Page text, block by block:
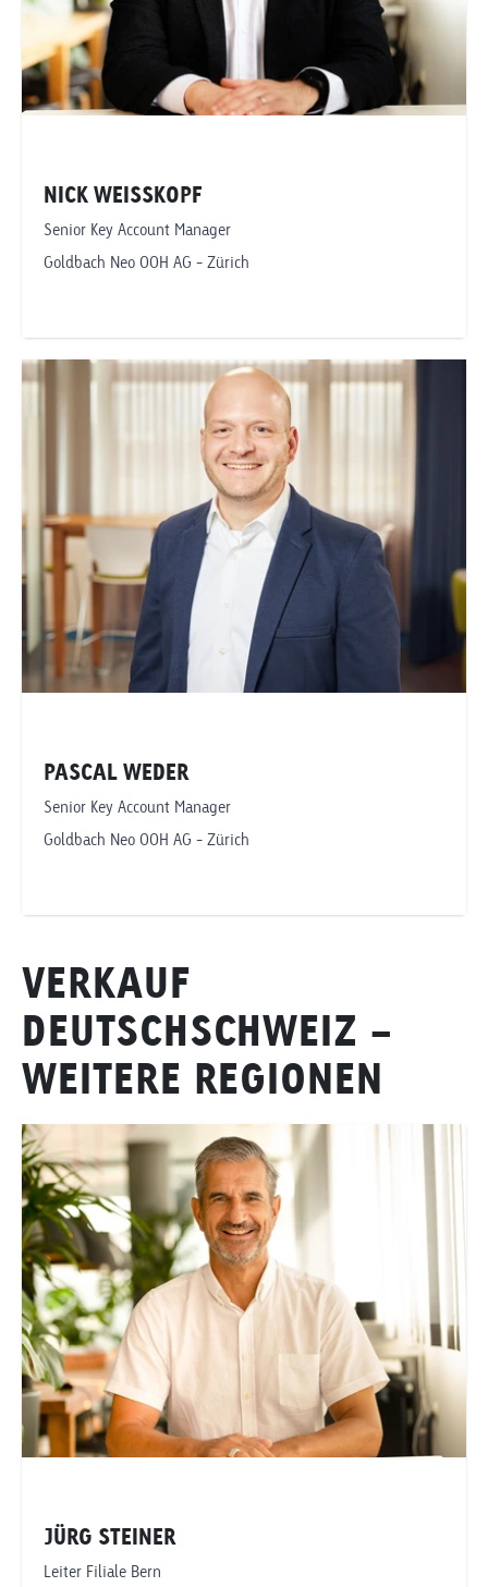
NICK WEISSKOPF
Senior Key Account Manager
Goldbach Neo OOH AG - Zürich
nick.weisskopf@goldbachneo.com
Goldbach Neo OOH AG
PASCAL WEDER
Senior Key Account Manager
Goldbach Neo OOH AG - Zürich
pascal.weder@goldbachneo.com
Goldbach Neo OOH AG
Zürich
VERKAUF
DEUTSCHSCHWEIZ -
WEITERE REGIONEN
JÜRG STEINER
Leiter Filiale Bern